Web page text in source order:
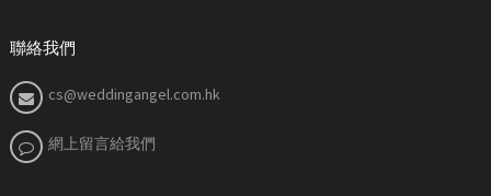
聯絡我們
cs@weddingangel.com.hk
網上留言給我們